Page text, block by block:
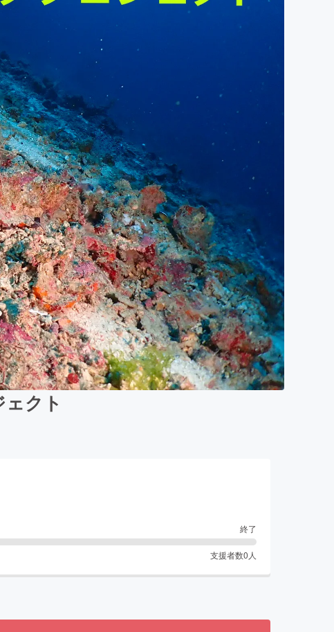
クト
終了
支援者数0 人